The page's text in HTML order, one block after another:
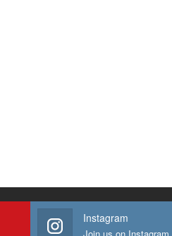
Instagram
Join us on Instagram